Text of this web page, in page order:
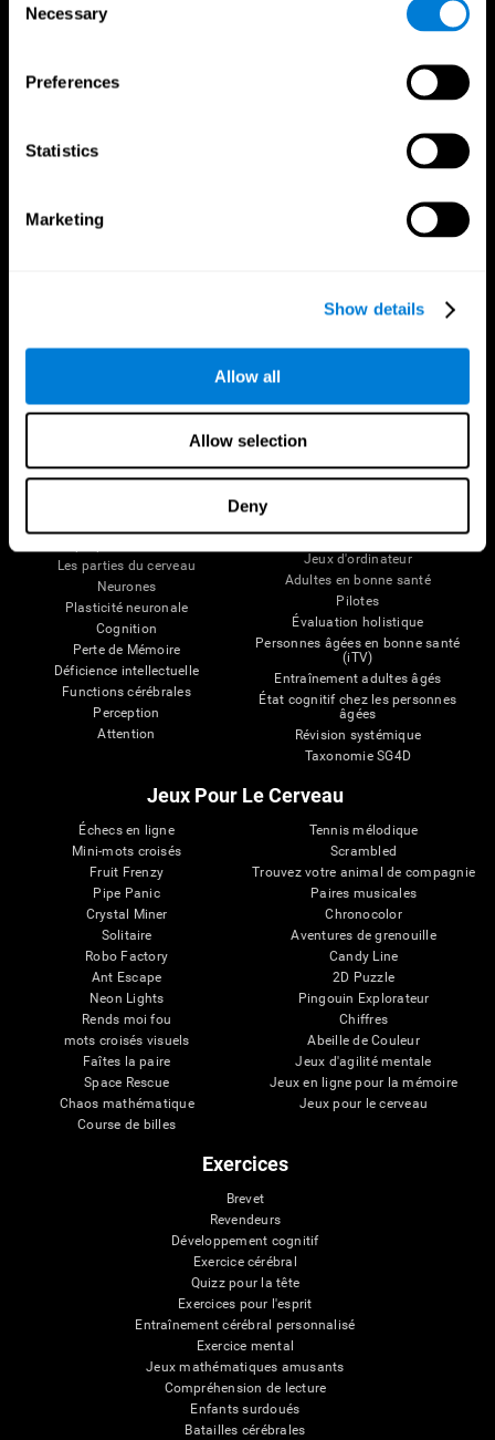
Selection
Necessary
Preferences
Statistics
Marketing
Show details
Allow all
Allow selection
Deny
Nous suivre
Les parties du cerveau
Neurones
Plasticité neuronale
Cognition
Perte de Mémoire
Déficience intellectuelle
Functions cérébrales
Perception
Attention
numérique
Jeux d'ordinateur
Adultes en bonne santé
Pilotes
Évaluation holistique
Personnes âgées en bonne santé
(iTV)
Entraînement adultes âgés
État cognitif chez les personnes
âgées
Révision systémique
Taxonomie SG4D
Jeux Pour Le Cerveau
Échecs en ligne
Mini-mots croisés
Fruit Frenzy
Pipe Panic
Crystal Miner
Solitaire
Robo Factory
Ant Escape
Neon Lights
Rends moi fou
mots croisés visuels
Faîtes la paire
Space Rescue
Chaos mathématique
Course de billes
Tennis mélodique
Scrambled
Trouvez votre animal de compagnie
Paires musicales
Chronocolor
Aventures de grenouille
Candy Line
2D Puzzle
Pingouin Explorateur
Chiffres
Abeille de Couleur
Jeux d'agilité mentale
Jeux en ligne pour la mémoire
Jeux pour le cerveau
Exercices
Brevet
Revendeurs
Développement cognitif
Exercice cérébral
Quizz pour la tête
Exercices pour l'esprit
Entraînement cérébral personnalisé
Exercice mental
Jeux mathématiques amusants
Compréhension de lecture
Enfants surdoués
Batailles cérébrales